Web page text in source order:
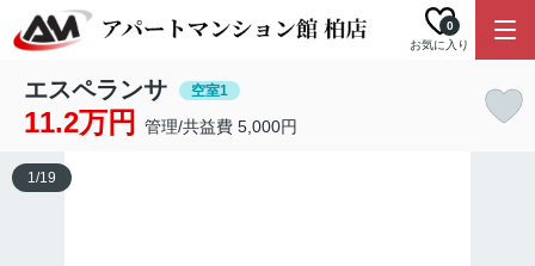
お気に入り
0
エスペランサ 空室1
11.2万円 管理/共益費 5,000円
1/19